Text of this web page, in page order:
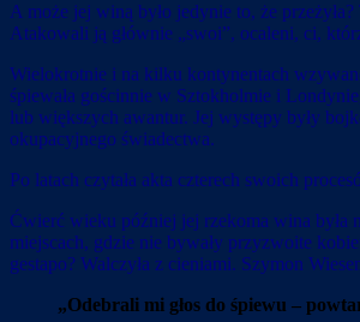
A może jej winą było jedynie to, że
Atakowali ją głównie „swoi”, ocaleni, ci,
Wielokrotnie i na kilku kontynentach
śpiewała gościnnie w Sztokholmie i
lub większych awantur. Jej występy były
okupacyjnego świadectwa.
Po latach czytała akta czterech swoich
Ćwierć wieku później jej rzekoma wina była
miejscach, gdzie nie bywały przyzwoite
gestapo? Walczyła z cieniami. Szymon
„Odebrali mi głos do śpiewu –